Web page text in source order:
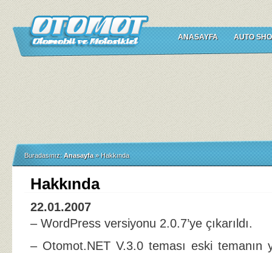
ANASAYFA AUTO
Buradasınız: Anasayfa » Hakkında
Hakkında
22.01.2007
– WordPress versiyonu 2.0.7’ye çıkarıldı.
– Otomot.NET V.3.0 teması eski temanın